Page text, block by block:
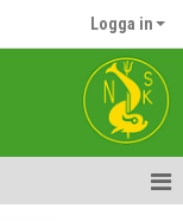
Logga in